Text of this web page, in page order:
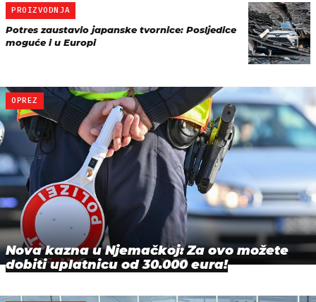
PROIZVODNJA
Potres zaustavio japanske tvornice: Posljedice
moguće i u Europi
OPREZ
Nova kazna u Njemačkoj: Za ovo možete
dobiti uplatnicu od 30.000 eura!